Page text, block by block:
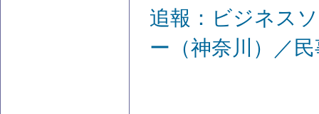
追報：ビジネス
ー（神奈川）／